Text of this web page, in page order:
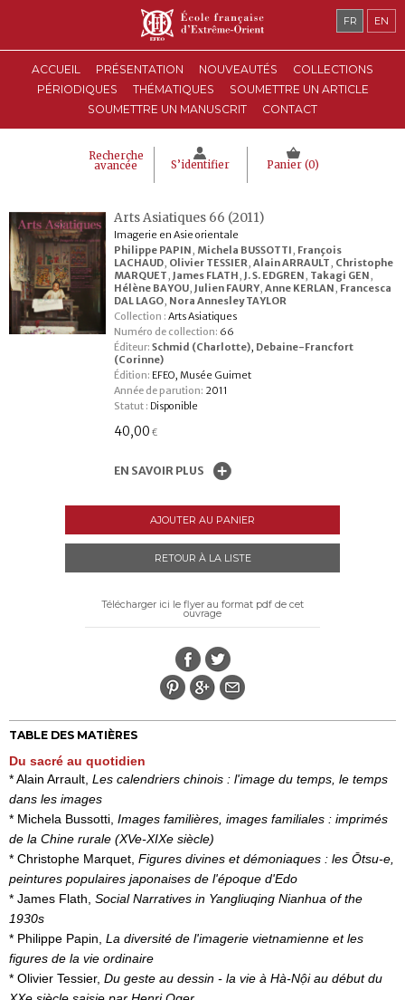
ACCUEIL PRÉSENTATION NOUVEAUTÉS
COLLECTIONS
PÉRIODIQUES
THÉMATIQUES
SOUMETTRE UN ARTICLE
SOUMETTRE UN MANUSCRIT
CONTACT
Recherche
avancée S’identifier Panier (0)
FR EN
Arts Asiatiques 66 (2011)
Imagerie en Asie orientale
Philippe PAPIN, Michela BUSSOTTI, François
LACHAUD, Olivier TESSIER, Alain ARRAULT, Christophe
MARQUET, James FLATH, J. S. EDGREN, Takagi GEN,
Hélène BAYOU, Julien FAURY, Anne KERLAN, Francesca
DAL LAGO, Nora Annesley TAYLOR
Collection : Arts Asiatiques
Numéro de collection: 66
Éditeur: Schmid (Charlotte), Debaine-Francfort
(Corinne)
Édition: EFEO, Musée Guimet
Année de parution: 2011
Statut : Disponible
40,00 €
EN SAVOIR PLUS
AJOUTER AU PANIER
RETOUR À LA LISTE
Télécharger ici le flyer au format pdf de cet
ouvrage
TABLE DES MATIÈRES
Du sacré au quotidien
* Alain Arrault, Les calendriers chinois : l'image du temps, le temps
dans les images
* Michela Bussotti, Images familières, images familiales : imprimés
de la Chine rurale (XVe-XIXe siècle)
* Christophe Marquet, Figures divines et démoniaques : les Ōtsu-e,
peintures populaires japonaises de l'époque d'Edo
* James Flath, Social Narratives in Yangliuqing Nianhua of the
1930s
* Philippe Papin, La diversité de l'imagerie vietnamienne et les
figures de la vie ordinaire
* Olivier Tessier, Du geste au dessin - la vie à Hà-Nội au début du